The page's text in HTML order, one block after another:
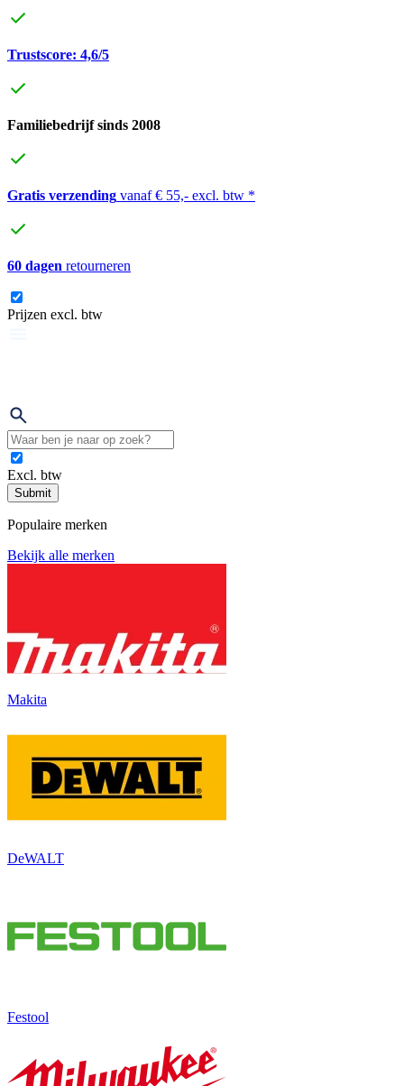
Trustscore: 4,6/5
Familiebedrijf sinds 2008
Gratis verzending vanaf € 55,- excl. btw *
60 dagen retourneren
Prijzen excl. btw
Excl. btw
Submit
Populaire merken
Bekijk alle merken
Makita
DeWALT
Festool